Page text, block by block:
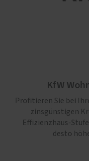
KfW
Profitieren Sie bei
zinsgünstigen
Effizienz­haus-
desto